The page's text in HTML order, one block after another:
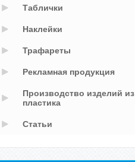
Таблички
Наклейки
Трафареты
Рекламная продукция
Производство изделий из
пластика
Статьи